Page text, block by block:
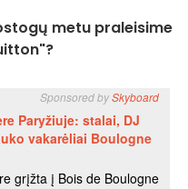
metu praleisime